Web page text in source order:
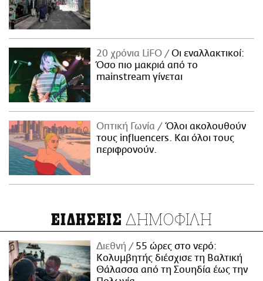
20 χρόνια LiFO
Οι εναλλακτικοί:
Όσο πιο μακριά από το
mainstream γίνεται
Οπτική Γωνία
Όλοι ακολουθούν
τους influencers. Και όλοι τους
περιφρονούν.
ΕΙΔΗΣΕΙΣ ΔΗΜΟΦΙΛΗ
Διεθνή
55 ώρες στο νερό:
Κολυμβητής διέσχισε τη Βαλτική
Θάλασσα από τη Σουηδία έως την